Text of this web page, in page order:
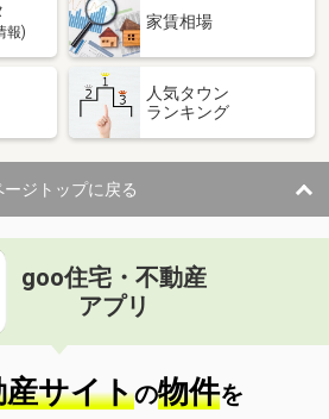
報)
家賃相場
人気タウン
ランキング
ージトップに戻る
goo住宅・不動産
アプリ
サイトの物件を